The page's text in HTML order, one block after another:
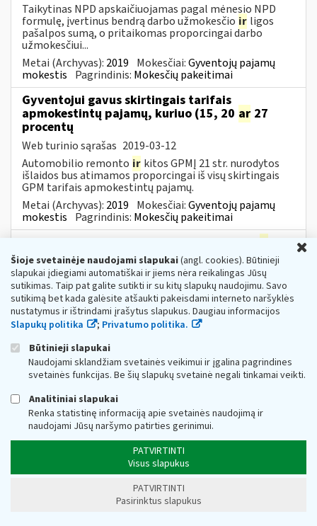
Taikytinas NPD apskaičiuojamas pagal mėnesio NPD
formulę, įvertinus bendrą darbo užmokesčio ir ligos
pašalpos sumą, o pritaikomas proporcingai darbo
užmokesčiui...
Metai (Archyvas): 2019 Mokesčiai:Gyventojų pajamų
mokestis Pagrindinis: Mokesčių pakeitimai
Gyventojui gavus skirtingais tarifais
apmokestintų pajamų, kuriuo (15, 20 ar 27
procentų
Web turinio sąrašas 2019-03-12
Automobilio remonto ir kitos GPMĮ 21 str. nurodytos
išlaidos bus atimamos proporcingai iš visų skirtingais
GPM tarifais apmokestintų pajamų.
Metai (Archyvas): 2019 Mokesčiai:Gyventojų pajamų
mokestis Pagrindinis: Mokesčių pakeitimai
ir
nekilnojamojo turto pardavimo pajamoms
Web turinio sąrašas 2019-03-12
15 proc. - ne individualios veiklos turtoirindividualios
veiklos turtui priskirto nekilnojamojo pagal prigimtį
daikto pardavimo (kitokio perleidimo nuosavybėn)...
Metai (Archyvas):
Mokesčiai:
mokestis Pagrindinis:
pajamų mokesčio tarifas bus taikomas ligos,
motinystės, tėvystės, vaiko priežiūros
Web turinio sąrašas
15 proc. - įskaitantirdarbdavio išmokamai ligos
išmokai už pirmas ligos dienas
Mokesčiai:
Pagrindinis:Mokesčių pakeitimai
lengvatinis 9 proc....Jeigu minėtose
granulėse / briketuose yra medienos
Šioje svetainėje naudojami slapukai(angl. cookies). Būtinieji
slapukai įdiegiami automatiškai ir jiems nėra reikalingas Jūsų
sutikimas. Taip pat galite sutikti ir su kitų slapukų naudojimu. Savo
sutikimą bet kada galėsite atšaukti pakeisdami interneto naršyklės
nustatymus ir ištrindami įrašytus slapukus. Daugiau informacijos
Slapukų politika
; Privatumo politika.
Būtinieji slapukai
Naudojami sklandžiam svetainės veikimui ir įgalina pagrindines
svetainės funkcijas. Be šių slapukų svetainė negali tinkamai veikti.
Analitiniai slapukai
Renka statistinę informaciją apie svetainės naudojimą ir
naudojami Jūsų naršymo patirties gerinimui.
PATVIRTINTI
Visus slapukus
PATVIRTINTI
Pasirinktus slapukus